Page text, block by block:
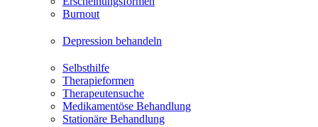
Burnout
Depression behandeln
Selbsthilfe
Therapieformen
Therapeutensuche
Medikamentöse Behandlung
Stationäre Behandlung